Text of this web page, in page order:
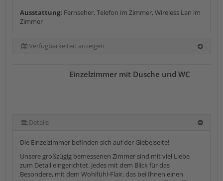
Ausstattung: Fernseher, Telefon im Zimmer, Wireless Lan im
Zimmer
Verfügbarkeiten anzeigen
Einzelzimmer mit Dusche und WC
Details
Die Einzelzimmer befinden sich auf der Giebelseite!
Unsere großzügig bemessenen Zimmer sind mit viel Liebe
zum Detail eingerichtet. Jedes mit dem Blick für das
Besondere, mit dem Wohlfühl-Flair, das bei Ihnen einen